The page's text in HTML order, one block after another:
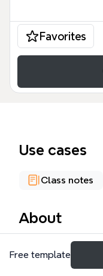
Favorites
Use cases
Class notes
About
La capa física del
del modelo de
Free template